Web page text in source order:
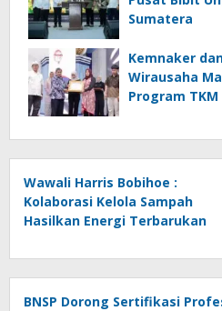
Sumatera
Kemnaker
Wirausaha
Program TKM
Wawali Harris Bobihoe :
Kolaborasi Kelola Sampah
Hasilkan Energi Terbarukan
BNSP Dorong Sertifikasi